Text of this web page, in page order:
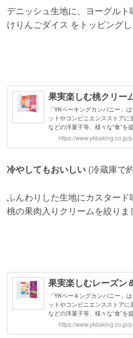
デニッシュ生地に、ヨーグル
けりんごダイス をトッピング
冷やしてもおいしい (冷蔵庫で
ふんわりした生地にカスタード
桃の果肉入りクリームを絞りま